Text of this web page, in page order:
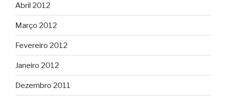
Abril 2012
Março 2012
Fevereiro 2012
Janeiro 2012
Dezembro 2011